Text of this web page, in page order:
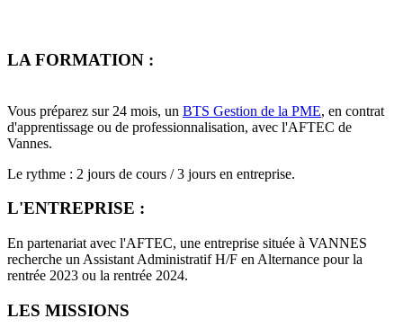
LA FORMATION :
Vous préparez sur 24 mois, un BTS Gestion de la PME, en contrat
d'apprentissage ou de professionnalisation, avec l'AFTEC de
Vannes.
Le rythme : 2 jours de cours / 3 jours en entreprise.
L'ENTREPRISE :
En partenariat avec l'AFTEC, une entreprise située à VANNES
recherche un Assistant Administratif H/F en Alternance pour la
rentrée 2023 ou la rentrée 2024.
LES MISSIONS